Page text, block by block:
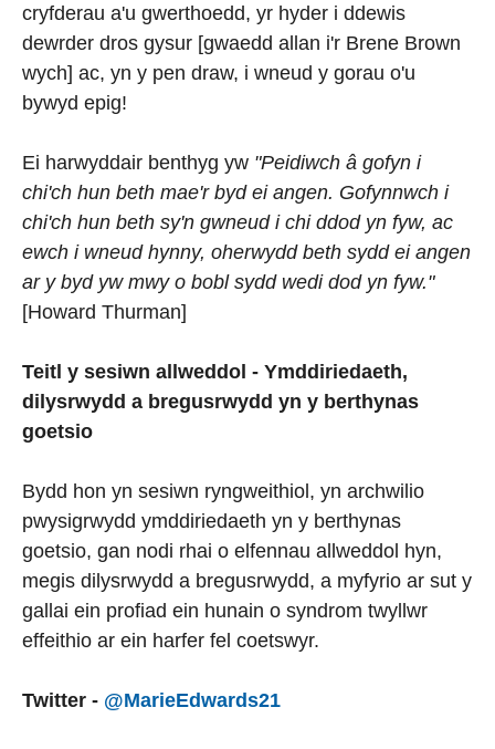
cryfderau a'u gwerthoedd, yr hyder i ddewis
dewrder dros gysur [gwaedd allan i'r Brene Brown
wych] ac, yn y pen draw, i wneud y gorau o'u
bywyd epig!
Ei harwyddair benthyg yw "Peidiwch â gofyn i
chi'ch hun beth mae'r byd ei angen. Gofynnwch i
chi'ch hun beth sy'n gwneud i chi ddod yn fyw, ac
ewch i wneud hynny, oherwydd beth sydd ei angen
ar y byd yw mwy o bobl sydd wedi dod yn fyw."
[Howard Thurman]
Teitl y sesiwn allweddol - Ymddiriedaeth,
dilysrwydd a bregusrwydd yn y berthynas
goetsio
Bydd hon yn sesiwn ryngweithiol, yn archwilio
pwysigrwydd ymddiriedaeth yn y berthynas
goetsio, gan nodi rhai o elfennau allweddol hyn,
megis dilysrwydd a bregusrwydd, a myfyrio ar sut y
gallai ein profiad ein hunain o syndrom twyllwr
effeithio ar ein harfer fel coetswyr.
Twitter - @MarieEdwards21